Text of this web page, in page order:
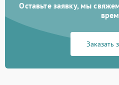
Оставьте заявку, мы
Заказать